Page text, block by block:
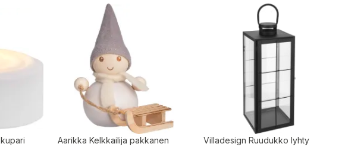
Aarikka Kelkkailija pakkanen Villadesign Ruudukko lyhty